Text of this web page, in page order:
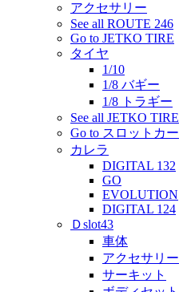
アクセサリー
See all ROUTE 246
Go to JETKO TIRE
タイヤ
1/10
1/8 バギー
1/8 トラギー
See all JETKO TIRE
Go to スロットカー
カレラ
DIGITAL 132
GO
EVOLUTION
DIGITAL 124
Ｄslot43
車体
アクセサリー
サーキット